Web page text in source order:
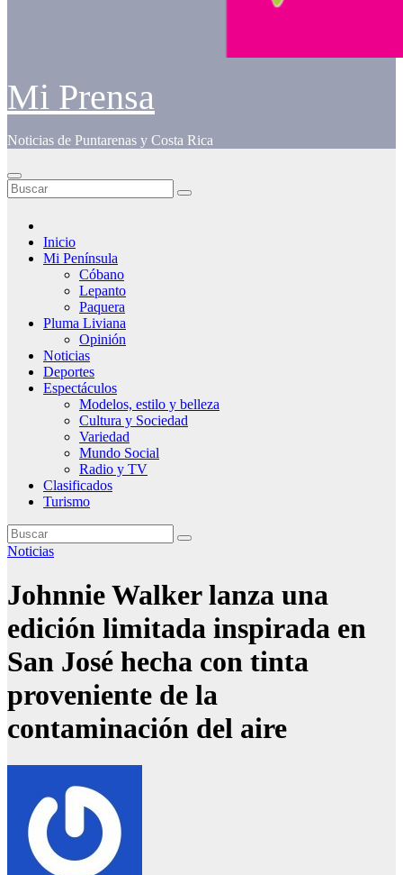
Mi Prensa
Noticias de Puntarenas y Costa Rica
Inicio
Mi Península
Cóbano
Lepanto
Paquera
Pluma Liviana
Opinión
Noticias
Deportes
Espectáculos
Modelos, estilo y belleza
Cultura y Sociedad
Variedad
Mundo Social
Radio y TV
Clasificados
Turismo
Noticias
Johnnie Walker lanza una
edición limitada inspirada en
San José hecha con tinta
proveniente de la
contaminación del aire